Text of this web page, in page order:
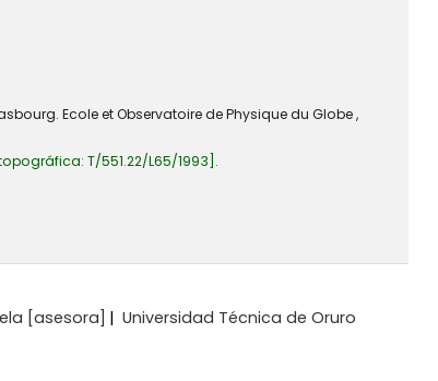
Ecole et Observatoire de Physique du Globe ,
T/551.22/L65/1993 .
[asesora] Universidad Técnica de Oruro